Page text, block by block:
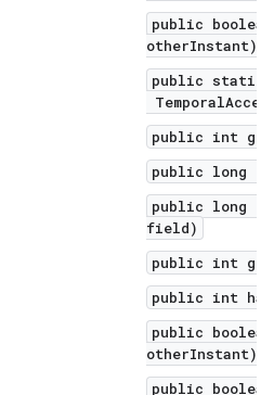
public
otherInstant)
public static
public int
public long
public long
field)
public int
public int
public
otherInstant)
public